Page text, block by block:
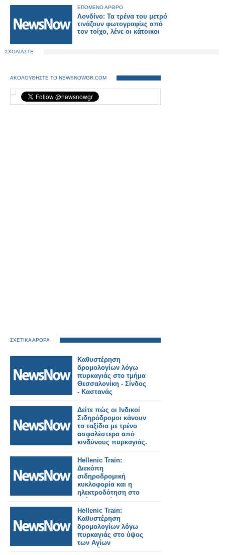
ΕΠΟΜΕΝΟ ΑΡΘΡΟ
Λονδίνο: Τα τρένα του μετρό
τινάζουν φωτογραφίες από
τον τοίχο, λένε οι κάτοικοι
ΣΧΟΛΙΑΣΤΕ
ΑΚΟΛΟΥΘΗΣΤΕ ΤΟ NEWSNOWGR.COM
ΣΧΕΤΙΚΑ ΑΡΘΡΑ
Καθυστέρηση
δρομολογίων λόγω
πυρκαγιάς στο τμήμα
Θεσσαλονίκη - Σίνδος
- Καστανάς
Δείτε πώς οι Ινδικοί
Σιδηρόδρομοι κάνουν
τα ταξίδια με τρένο
ασφαλέστερα από
κινδύνους πυρκαγιάς.
Hellenic Train:
Διεκόπη
σιδηροδρομική
κυκλοφορία και η
ηλεκτροδότηση στο
τμήμα Οινόη –
Χαλκίδα, εξαιτίας
πυρκαγιάς.
Hellenic Train:
Καθυστέρηση
δρομολογίων λόγω
πυρκαγιάς στο ύψος
των Αγίων
Αναργύρων.